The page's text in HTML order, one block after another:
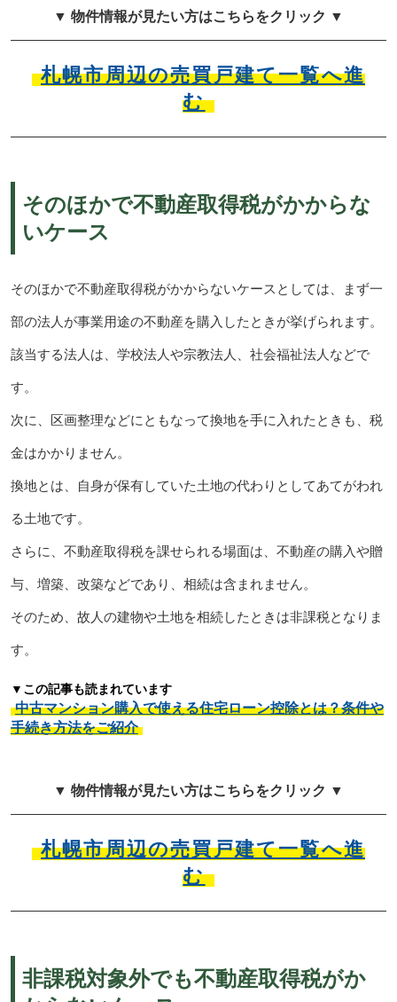
▼ 物件情報が見たい方はこちらをクリック ▼
札幌市周辺の売買戸建て一覧へ進
む
そのほかで不動産取得税がかからな
いケース
そのほかで不動産取得税がかからないケースとしては、まず一
部の法人が事業用途の不動産を購入したときが挙げられます。
該当する法人は、学校法人や宗教法人、社会福祉法人などで
す。
次に、区画整理などにともなって換地を手に入れたときも、税
金はかかりません。
換地とは、自身が保有していた土地の代わりとしてあてがわれ
る土地です。
さらに、不動産取得税を課せられる場面は、不動産の購入や贈
与、増築、改築などであり、相続は含まれません。
そのため、故人の建物や土地を相続したときは非課税となりま
す。
▼この記事も読まれています
中古マンション購入で使える住宅ローン控除とは？条件や
手続き方法をご紹介
▼ 物件情報が見たい方はこちらをクリック ▼
札幌市周辺の売買戸建て一覧へ進
む
非課税対象外でも不動産取得税がか